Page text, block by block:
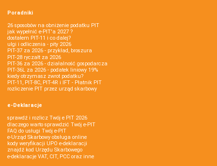
Poradniki
26 sposobów na obniżenie podatku PIT
jak wypełnić e-PIT'a 2027 ?
dostałem PIT-11 i co dalej?
ulgi i odliczenia - pity 2026
PIT-37 za 2026 - przykład, broszura
PIT-28 ryczałt za 2026
PIT-36 za 2026 - działalność gospodarcza
PIT-36L za 2026 - podatek liniowy 19%
kiedy otrzymasz zwrot podatku?
PIT-11, PIT-8C, PIT-4R i IFT - Płatnik PIT
rozliczenie PIT przez urząd skarbowy
e-Deklaracje
sprawdź i rozlicz Twój e PIT 2026
dlaczego warto sprawdzić Twój e-PIT
FAQ do usługi Twój e-PIT
e-Urząd Skarbowy obsługa online
kody weryfikacji UPO e-deklaracji
znajdź kod Urzędu Skarbowego
e-deklaracje VAT, CIT, PCC oraz inne